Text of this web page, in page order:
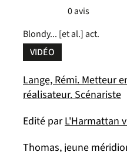
0avis
Blondy... [et al.] act.
VIDÉO
Lange, Rémi. Metteur
réalisateur. Scénariste
Edité parL'Harmattan
Thomas, jeune